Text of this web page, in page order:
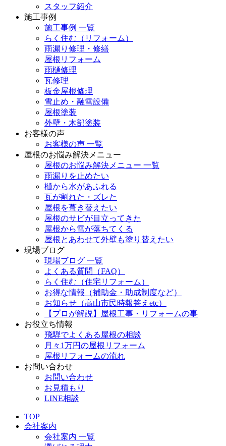
スタッフ紹介
施工事例
施工事例 一覧
らく住む（リフォーム）
雨漏り修理・修繕
屋根リフォーム
雨樋修理
瓦修理
板金屋根修理
雪止め・融雪設備
屋根塗装
外壁・木部塗装
お客様の声
お客様の声 一覧
屋根のお悩み解決メニュー
屋根のお悩み解決メニュー 一覧
雨漏りを止めたい
樋から水があふれる
瓦が割れた・ズレた
屋根を葺き替えたい
屋根のサビが目立ってきた
屋根から雪が落ちてくる
屋根とあわせて外壁も塗り替えたい
現場ブログ
現場ブログ 一覧
よくある質問（FAQ）
らく住む（住宅リフォーム）
お得な情報（補助金・助成制度など）
お知らせ（高山市民時報答えetc）
【プロが解説】屋根工事・リフォームの事
お役立ち情報
飛騨でよくある屋根の相談
月々1万円の屋根リフォーム
屋根リフォームの流れ
お問い合わせ
お問い合わせ
お見積もり
LINE相談
TOP
会社案内
会社案内 一覧